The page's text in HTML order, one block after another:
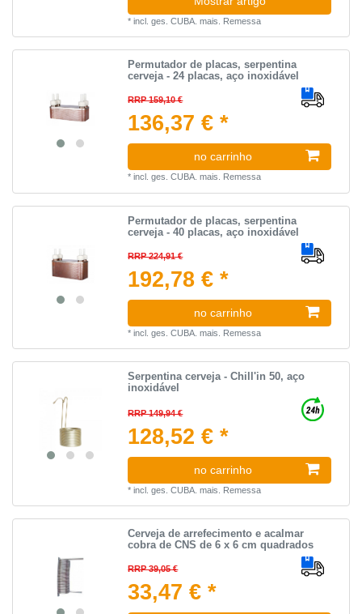
*incl. ges. CUBA. mais. Remessa
Permutador de placas, serpentina
cerveja - 24 placas, aço inoxidável
RRP 159,10 €
136,37 € *
no carrinho
*incl. ges. CUBA. mais. Remessa
Permutador de placas, serpentina
cerveja - 40 placas, aço inoxidável
RRP 224,91 €
192,78 € *
no carrinho
*incl. ges. CUBA. mais. Remessa
Serpentina cerveja - Chill'in 50, aço
inoxidável
RRP 149,94 €
128,52 € *
no carrinho
*incl. ges. CUBA. mais. Remessa
Cerveja de arrefecimento e acalmar
cobra de CNS de 6 x 6 cm quadrados
RRP 39,05 €
33,47 € *